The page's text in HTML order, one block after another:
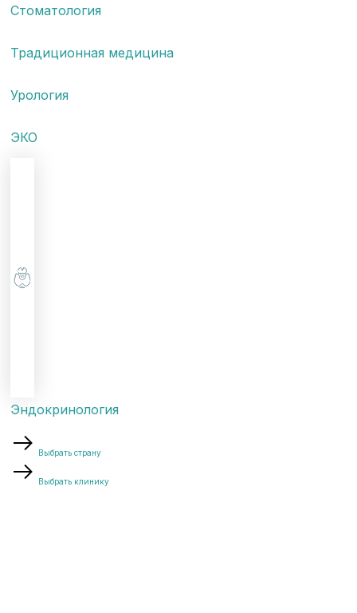
Стоматология
Традиционная медицина
Урология
ЭКО
Эндокринология
Выбрать страну
Выбрать клинику